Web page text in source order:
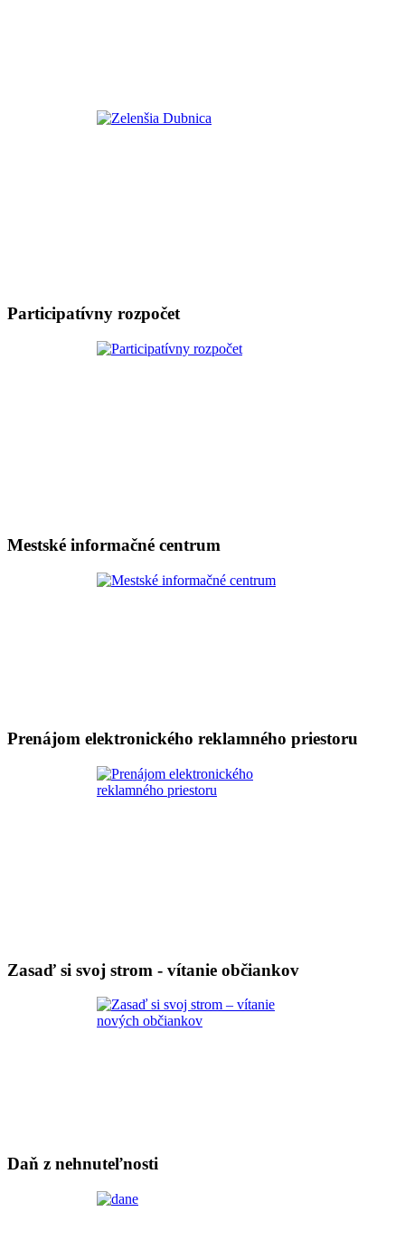
Participatívny rozpočet
Mestské informačné centrum
Prenájom elektronického reklamného priestoru
Zasaď si svoj strom - vítanie občiankov
Daň z nehnuteľnosti